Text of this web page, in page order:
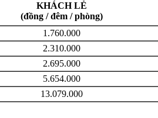
KHÁCH LẺ
(đồng / đêm / phòng)
1.760.000
2.310.000
2.695.000
5.654.000
13.079.000